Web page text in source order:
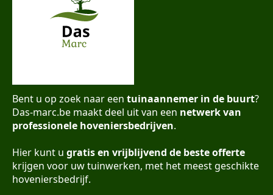
Bent u op zoek naar een tuinaannemer in de buurt?
Das-marc.be maakt deel uit van een netwerk van
professionele hoveniersbedrijven.
Hier kunt u gratis en vrijblijvend de beste offerte
krijgen voor uw tuinwerken, met het meest geschikte
hoveniersbedrijf.